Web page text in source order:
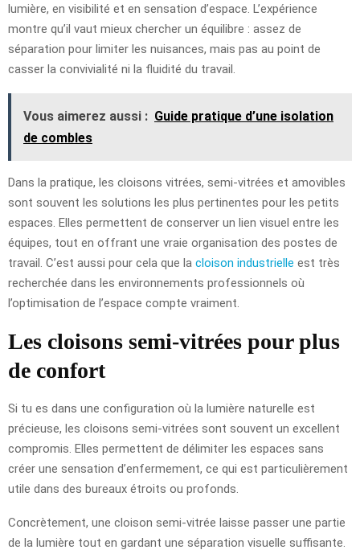
lumière, en visibilité et en sensation d’espace. L’expérience
montre qu’il vaut mieux chercher un équilibre : assez de
séparation pour limiter les nuisances, mais pas au point de
casser la convivialité ni la fluidité du travail.
Vous aimerez aussi : Guide pratique d’une isolation
de combles
Dans la pratique, les cloisons vitrées, semi-vitrées et amovibles
sont souvent les solutions les plus pertinentes pour les petits
espaces. Elles permettent de conserver un lien visuel entre les
équipes, tout en offrant une vraie organisation des postes de
travail. C’est aussi pour cela que la cloison industrielle est très
recherchée dans les environnements professionnels où
l’optimisation de l’espace compte vraiment.
Les cloisons semi-vitrées pour plus
de confort
Si tu es dans une configuration où la lumière naturelle est
précieuse, les cloisons semi-vitrées sont souvent un excellent
compromis. Elles permettent de délimiter les espaces sans
créer une sensation d’enfermement, ce qui est particulièrement
utile dans des bureaux étroits ou profonds.
Concrètement, une cloison semi-vitrée laisse passer une partie
de la lumière tout en gardant une séparation visuelle suffisante.